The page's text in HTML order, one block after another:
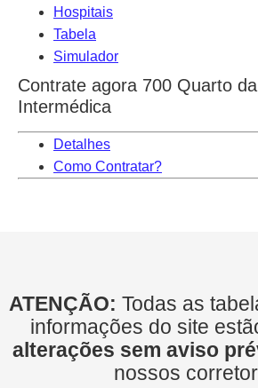
Hospitais
Tabela
Simulador
Contrate agora 700 Quarto
Intermédica
Detalhes
Como Contratar?
ATENÇÃO: Todas as
informações do site
alterações sem aviso
nossos